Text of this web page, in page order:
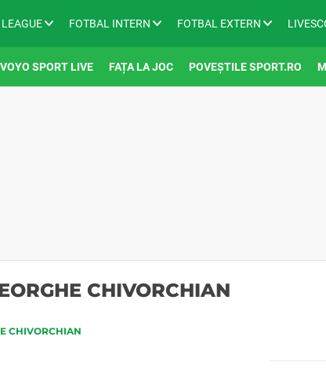
LEAGUE FOTBAL INTERN FOTBAL EXTERN
VOYO SPORT LIVE FAȚA LA JOC POVEȘTILE SPORT.RO
CHIVORCHIAN
CHIVORCHIAN